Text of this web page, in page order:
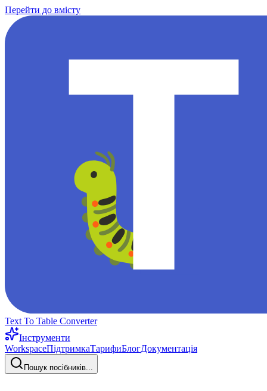
Перейти до вмісту
Text To Table Converter
Інструменти
WorkspaceПідтримкаТарифиБлогДокументація
Пошук посібників...